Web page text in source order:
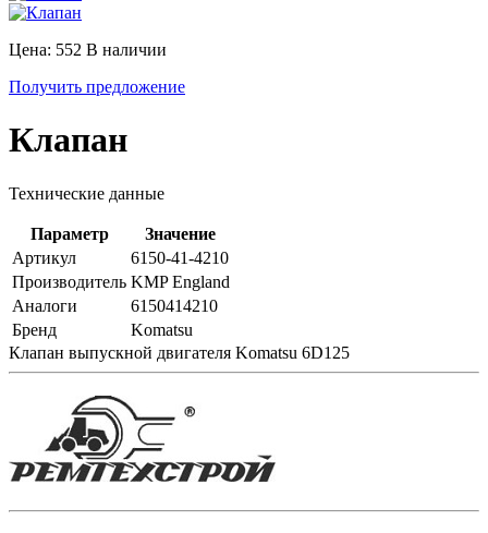
Цена: 552 В наличии
Получить предложение
Клапан
Технические данные
Параметр
Значение
Артикул
6150-41-4210
Производитель KMP England
Аналоги
6150414210
Бренд
Komatsu
Клапан выпускной двигателя Komatsu 6D125